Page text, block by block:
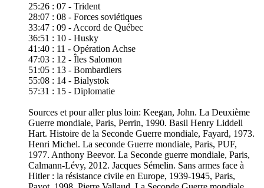
25:26 : 07 - Trident
28:07 : 08 - Forces soviétiques
33:47 : 09 - Accord de Québec
36:51 : 10 - Husky
41:40 : 11 - Opération Achse
47:03 : 12 - Îles Salomon
51:05 : 13 - Bombardiers
55:08 : 14 - Bialystok
57:31 : 15 - Diplomatie
Sources et pour aller plus loin: Keegan, John. La Deuxième
Guerre mondiale, Paris, Perrin, 1990. Basil Henry Liddell
Hart. Histoire de la Seconde Guerre mondiale, Fayard, 1973.
Henri Michel. La seconde Guerre mondiale, Paris, PUF,
1977. Anthony Beevor. La Seconde guerre mondiale, Paris,
Calmann-Lévy, 2012. Jacques Sémelin. Sans armes face à
Hitler : la résistance civile en Europe, 1939-1945, Paris,